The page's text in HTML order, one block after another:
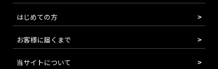
はじめての方
お客様に届くまで
当サイトについて